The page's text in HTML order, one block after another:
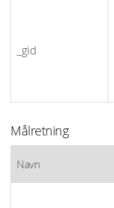
_gid
Målretning
Navn